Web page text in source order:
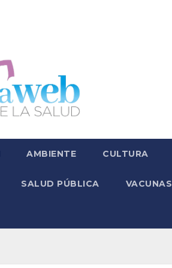
AMBIENTE CULTURA
SALUD PÚBLICA VACUNAS